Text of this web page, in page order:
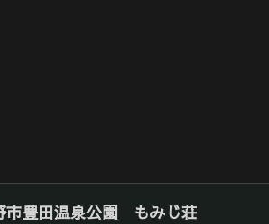
市豊田温泉公園 もみじ荘